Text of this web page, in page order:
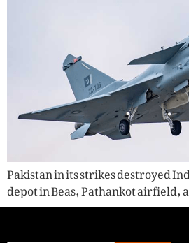
Pakistan in its strikes destroyed
depot in Beas, Pathankot airfield,